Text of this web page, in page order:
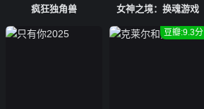
疯狂独角兽 女神之境：换魂游戏
豆瓣:9.3分